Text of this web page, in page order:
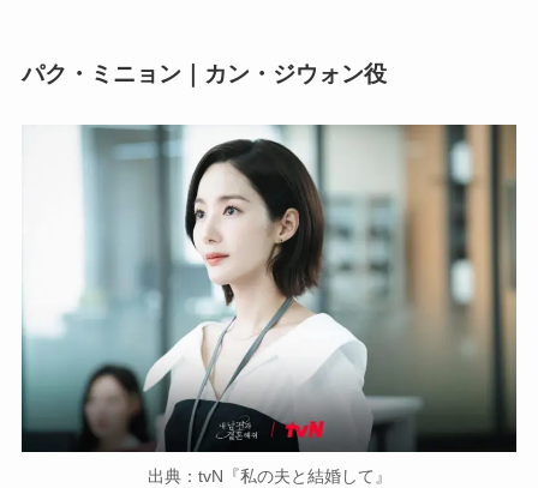
パク・ミニョン｜カン・ジウォン役
出典：tvN『私の夫と結婚して』